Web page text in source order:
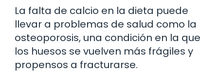
La falta de calcio en la dieta puede
llevar a problemas de salud como la
osteoporosis, una condición en la que
los huesos se vuelven más frágiles y
propensos a fracturarse.